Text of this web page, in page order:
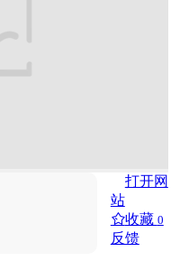
打开网
站
收藏 0
反馈